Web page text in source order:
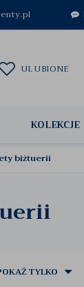
ULUBIONE
KOLEKCJE
biżtuerii
TYLKO